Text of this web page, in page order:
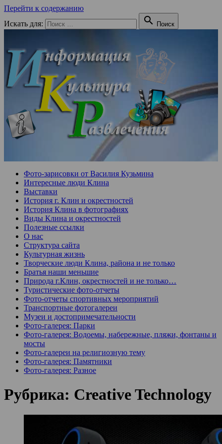
Перейти к содержанию
Искать для:
 Поиск
Фото-зарисовки от Василия Кузьмина
Интересные люди Клина
Выставки
История г. Клин и окрестностей
История Клина в фотографиях
Виды Клина и окрестностей
Полезные ссылки
О нас
Структура сайта
Культурная жизнь
Творческие люди Клина, района и не только
Братья наши меньшие
Природа г.Клин, окрестностей и не только…
Туристические фото-отчеты
Фото-отчеты спортивных мероприятий
Транспортные фотогалереи
Музеи и достопримечательности
Фото-галерея: Парки
Фото-галерея: Водоемы, набережные, пляжи, фонтаны и
мосты
Фото-галереи на религиозную тему
Фото-галерея: Памятники
Фото-галерея: Разное
Рубрика: Creative Technology